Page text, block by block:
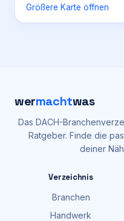
Größere Karte öffnen
wermachtwas
Das DACH-
Ratgeber. Finde die
deiner
Verzeichnis
Branchen
Handwerk